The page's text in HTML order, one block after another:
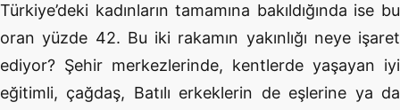
Türkiye’deki kadınların tamamına bakıldığında ise bu
oran yüzde 42. Bu iki rakamın yakınlığı neye işaret
ediyor? Şehir merkezlerinde, kentlerde yaşayan iyi
eğitimli, çağdaş, Batılı erkeklerin de eşlerine ya da